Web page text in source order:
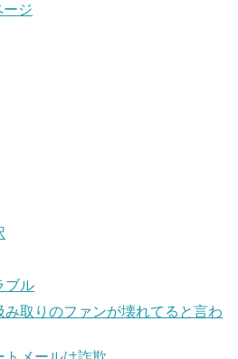
ージ
ブル
取りのファンが壊れてると言わ